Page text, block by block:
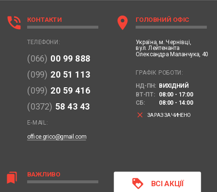
bookmarks ВАЖЛИВО
phone_in_talk КОНТАКТИ
ТЕЛЕФОНИ:
(066) 00 99 888
(099) 20 51 113
(099) 20 59 416
(0372) 58 43 43
E-MAIL:
office.grico@gmail.com
location_on ГОЛОВНИЙ ОФІС
Україна, м. Чернівці,
вул. Лейтенанта
Олександра Маланчука, 40
ГРАФІК РОБОТИ:
НД-ПН: ВИХІДНИЙ
ВТ-ПТ:
08:00 - 17:00
СБ:
08:00 - 14:00
clear ЗАРАЗ ЗАЧИНЕНО
loyalty ВСІ АКЦІЇ